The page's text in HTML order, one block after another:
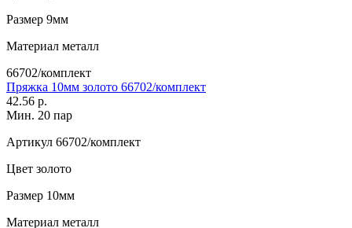
Размер 9мм
Материал металл
66702/комплект
Пряжка 10мм золото 66702/комплект
42.56 р.
Мин. 20 пар
Артикул 66702/комплект
Цвет золото
Размер 10мм
Материал металл